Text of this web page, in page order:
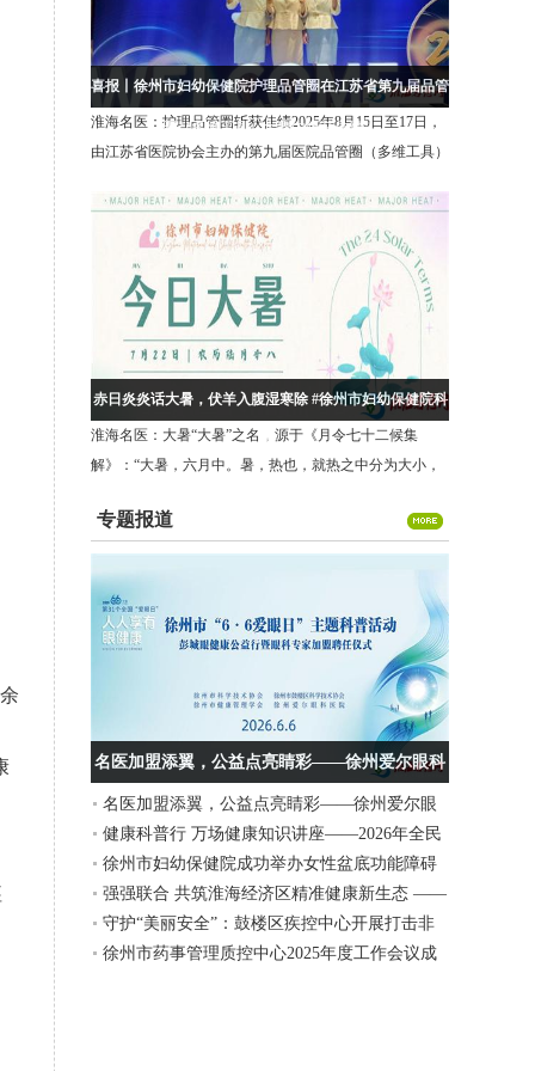
喜报丨徐州市妇幼保健院护理品管圈在江苏省第九届品管
圈（多维工具）大赛中斩获佳绩！
淮海名医：护理品管圈斩获佳绩2025年8月15日至17日，
由江苏省医院协会主办的第九届医院品管圈（多维工具）
的“盆悦新生圈”项目，在三级医院护
赤日炎炎话大暑，伏羊入腹湿寒除 #徐州市妇幼保健院科
普
淮海名医：大暑“大暑”之名，源于《月令七十二候集
解》：“大暑，六月中。暑，热也，就热之中分为大小，
代表炎热。夏季最热的时段被划
专题报道
名医加盟添翼，公益点亮睛彩——徐州爱尔眼科
医院“6·6爱眼日”主题活动圆满举行
名医加盟添翼，公益点亮睛彩——徐州爱尔眼
科医院“6·6爱眼日”主题活动圆满举行
健康科普行 万场健康知识讲座——2026年全民
营养周暨“5.20”中国学生营养日、大学生体质提
升行动义诊活动在徐州工程学院举行
徐州市妇幼保健院成功举办女性盆底功能障碍
性疾病诊疗新技术、新进展学习班
强强联合 共筑淮海经济区精准健康新生态 ——
上海细胞治疗集团徐州运营中心与徐州美年大
健康签署战略合作协议
守护“美丽安全”：鼓楼区疾控中心开展打击非
法医美宣传活动
徐州市药事管理质控中心2025年度工作会议成